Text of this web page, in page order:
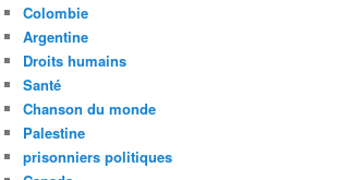
Colombie
Argentine
Droits humains
Santé
Chanson du monde
Palestine
prisonniers politiques